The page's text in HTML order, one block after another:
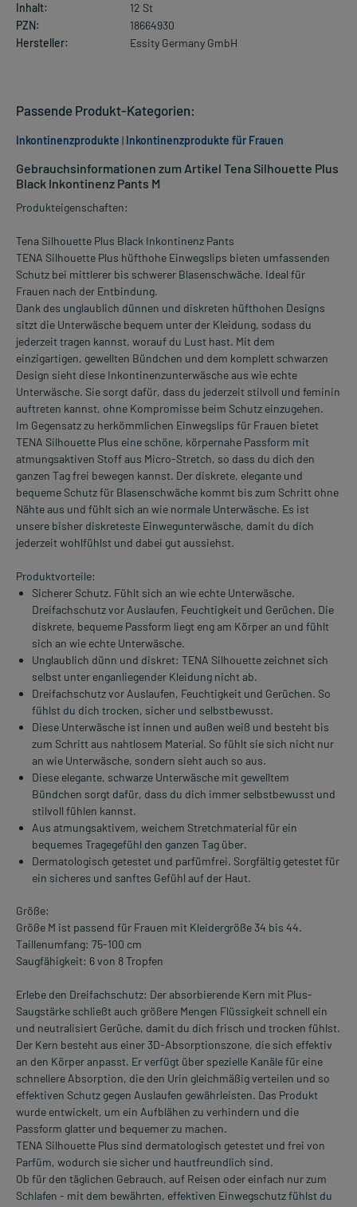
Inhalt:
12 St
PZN:
18664930
Hersteller:
Essity Germany GmbH
Gebrauchsinformationen zum Artikel Tena Silhouette Plus
Black Inkontinenz Pants M
Produkteigenschaften:
Tena Silhouette Plus Black Inkontinenz Pants
TENA Silhouette Plus hüfthohe Einwegslips bieten umfassenden
Schutz bei mittlerer bis schwerer Blasenschwäche. Ideal für
Frauen nach der Entbindung.
Dank des unglaublich dünnen und diskreten hüfthohen Designs
sitzt die Unterwäsche bequem unter der Kleidung, sodass du
jederzeit tragen kannst, worauf du Lust hast. Mit dem
einzigartigen, gewellten Bündchen und dem komplett schwarzen
Design sieht diese Inkontinenzunterwäsche aus wie echte
Unterwäsche. Sie sorgt dafür, dass du jederzeit stilvoll und feminin
auftreten kannst, ohne Kompromisse beim Schutz einzugehen.
Im Gegensatz zu herkömmlichen Einwegslips für Frauen bietet
TENA Silhouette Plus eine schöne, körpernahe Passform mit
atmungsaktiven Stoff aus Micro-Stretch, so dass du dich den
ganzen Tag frei bewegen kannst. Der diskrete, elegante und
bequeme Schutz für Blasenschwäche kommt bis zum Schritt ohne
Nähte aus und fühlt sich an wie normale Unterwäsche. Es ist
unsere bisher diskreteste Einwegunterwäsche, damit du dich
jederzeit wohlfühlst und dabei gut aussiehst.
Produktvorteile:
Sicherer Schutz. Fühlt sich an wie echte Unterwäsche.
Dreifachschutz vor Auslaufen, Feuchtigkeit und Gerüchen. Die
diskrete, bequeme Passform liegt eng am Körper an und fühlt
sich an wie echte Unterwäsche.
Unglaublich dünn und diskret: TENA Silhouette zeichnet sich
selbst unter enganliegender Kleidung nicht ab.
Dreifachschutz vor Auslaufen, Feuchtigkeit und Gerüchen. So
fühlst du dich trocken, sicher und selbstbewusst.
Diese Unterwäsche ist innen und außen weiß und besteht bis
zum Schritt aus nahtlosem Material. So fühlt sie sich nicht nur
an wie Unterwäsche, sondern sieht auch so aus.
Diese elegante, schwarze Unterwäsche mit gewelltem
Bündchen sorgt dafür, dass du dich immer selbstbewusst und
stilvoll fühlen kannst.
Aus atmungsaktivem, weichem Stretchmaterial für ein
bequemes Tragegefühl den ganzen Tag über.
Dermatologisch getestet und parfümfrei. Sorgfältig getestet für
ein sicheres und sanftes Gefühl auf der Haut.
Größe:
Größe M ist passend für Frauen mit Kleidergröße 34 bis 44.
Taillenumfang: 75-100 cm
Saugfähigkeit: 6 von 8 Tropfen
Erlebe den Dreifachschutz: Der absorbierende Kern mit Plus-
Saugstärke schließt auch größere Mengen Flüssigkeit schnell ein
und neutralisiert Gerüche, damit du dich frisch und trocken fühlst.
Der Kern besteht aus einer 3D-Absorptionszone, die sich effektiv
an den Körper anpasst. Er verfügt über spezielle Kanäle für eine
schnellere Absorption, die den Urin gleichmäßig verteilen und so
effektiven Schutz gegen Auslaufen gewährleisten. Das Produkt
wurde entwickelt, um ein Aufblähen zu verhindern und die
Passform glatter und bequemer zu machen.
TENA Silhouette Plus sind dermatologisch getestet und frei von
Parfüm, wodurch sie sicher und hautfreundlich sind.
Ob für den täglichen Gebrauch, auf Reisen oder einfach nur zum
Schlafen - mit dem bewährten, effektiven Einwegschutz fühlst du
Passende Produkt-Kategorien:
Inkontinenzprodukte | Inkontinenzprodukte für Frauen